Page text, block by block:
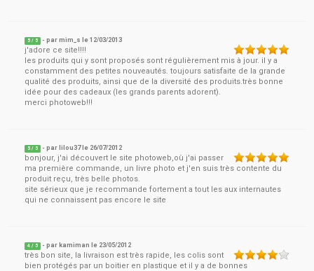
5 / 5 - parmim_s le12/03/2013
j'adore ce site!!!!
les produits qui y sont proposés sont régulièrement mis à jour. il y a
constamment des petites nouveautés. toujours satisfaite de la grande
qualité des produits, ainsi que de la diversité des produits.très bonne
idée pour des cadeaux (les grands parents adorent).
merci photoweb!!!
5 / 5 - par lilou37le 26/07/2012
bonjour, j'ai découvert le site photoweb,où j'ai passer
ma première commande, un livre photo et j'en suis très contente du
produit reçu, très belle photos.
site sérieux que je recommande fortement a tout les aux internautes
qui ne connaissent pas encore le site
4 / 5 - par kamiman le 23/05/2012
très bon site, la livraison est très rapide, les colis sont
bien protégés par un boitier en plastique et il y a de bonnes